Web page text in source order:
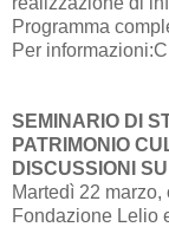
Programma
Per
SEMINARIO DI
PATRIMONIO
DISCUSSIONI
Martedì 22 marzo,
Fondazione Lelio